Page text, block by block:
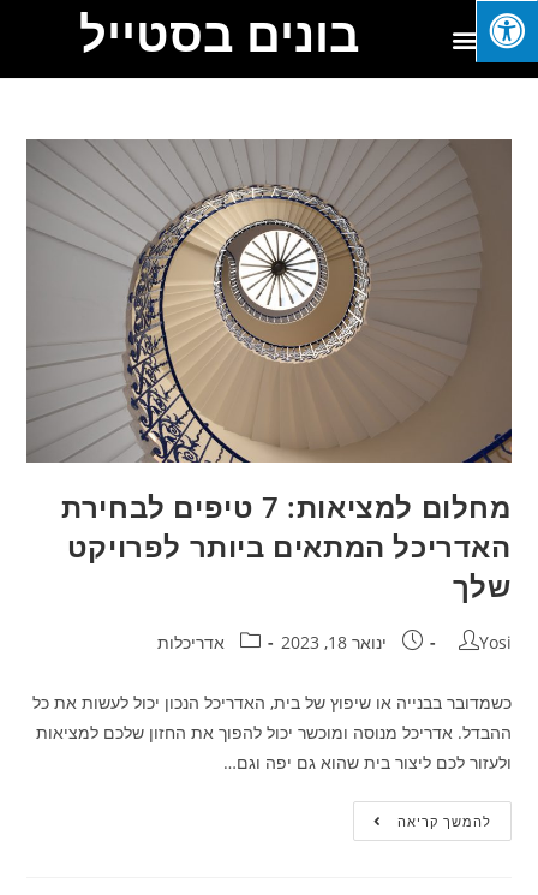
בונים בסטייל
מחלום למציאות: 7 טיפים לבחירת
האדריכל המתאים ביותר לפרויקט
שלך
Yosi ינואר 18, 2023 אדריכלות
כשמדובר בבנייה או שיפוץ של בית, האדריכל הנכון יכול לעשות את כל
ההבדל. אדריכל מנוסה ומוכשר יכול להפוך את החזון שלכם למציאות
ולעזור לכם ליצור בית שהוא גם יפה וגם…
להמשך קריאה